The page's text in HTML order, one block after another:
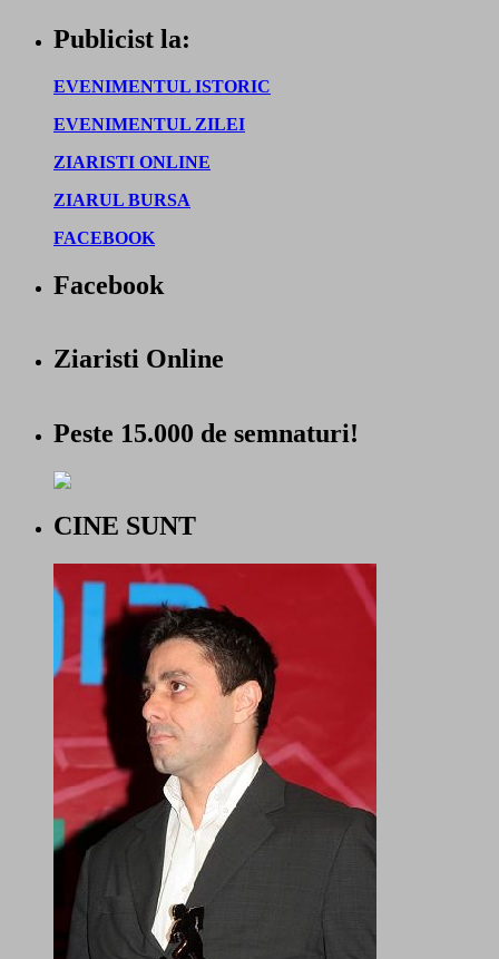
Publicist la:
EVENIMENTUL ISTORIC
EVENIMENTUL ZILEI
ZIARISTI ONLINE
ZIARUL BURSA
FACEBOOK
Facebook
Ziaristi Online
Peste 15.000 de semnaturi!
CINE SUNT